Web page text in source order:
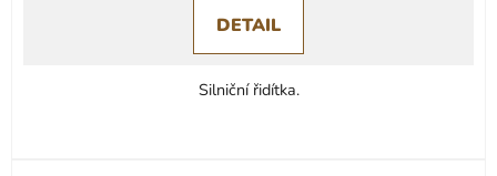
DETAIL
Silniční řidítka.